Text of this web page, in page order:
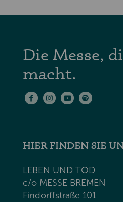
Die Messe,
macht.
HIER FINDEN SIE
LEBEN UND TOD
c/o MESSE BREMEN
Findorffstraße 101